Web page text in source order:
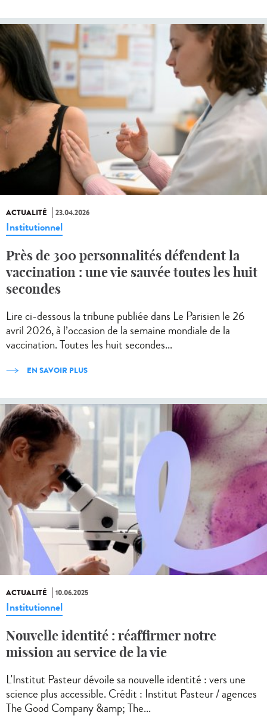
ACTUALITÉ 23.04.2026
Institutionnel
Près de 300 personnalités défendent la
vaccination : une vie sauvée toutes les huit
secondes
Lire ci-dessous la tribune publiée dans Le Parisien le 26
avril 2026, à l’occasion de la semaine mondiale de la
vaccination. Toutes les huit secondes...
EN SAVOIR PLUS
ACTUALITÉ 10.06.2025
Institutionnel
Nouvelle identité : réaffirmer notre
mission au service de la vie
L'Institut Pasteur dévoile sa nouvelle identité : vers une
science plus accessible. Crédit : Institut Pasteur / agences
The Good Company &amp; The...